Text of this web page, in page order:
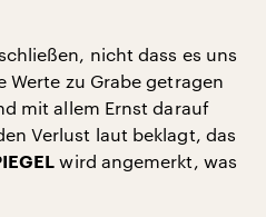
nicht dass es uns
zu Grabe getragen
mit allem Ernst darauf
Verlust laut beklagt, das
wird angemerkt, was